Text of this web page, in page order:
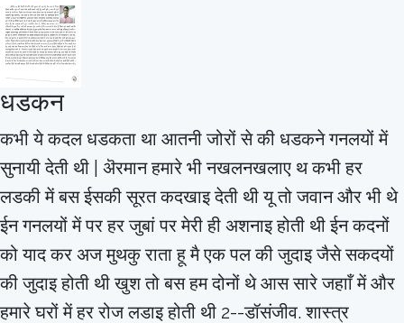
धडकन
कभी ये कदल धडकता था आतनी जोरों से की धडकने गनलयों में
सुनायी देती थी | ऄरमान हमारे भी नखलनखलाए थ कभी हर
लडकी में बस ईसकी सूरत कदखाइ देती थी यू तो जवान और भी थे
ईन गनलयों में पर हर जुबां पर मेरी ही अशनाइ होती थी ईन कदनों
को याद कर अज मुथकु राता हू मै एक पल की जुदाइ जैसे सकदयों
की जुदाइ होती थी खुश तो बस हम दोनों थे आस सारे जहााँ में और
हमारे घरों में हर रोज लडाइ होती थी 2--डॉसंजीव. शास्त्र